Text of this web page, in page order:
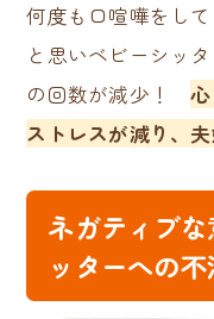
何度も口喧嘩をし
と思いベビーシッ
の回数が減少！
ストレスが減り、
ネガティブ
ッターへの不